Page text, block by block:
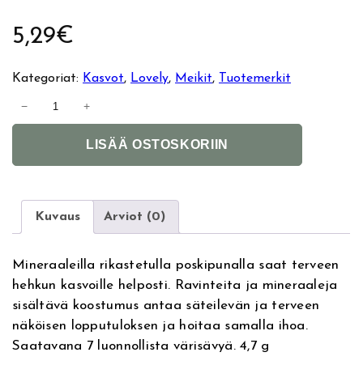
5,29€
Kategoriat: Kasvot, Lovely, Meikit, Tuotemerkit
a
u
r
a
l
B
− +
LISÄÄ OSTOSKORIIN
n
t
i
v
e
Kuvaus Arviot (0)
Mineraaleilla rikastetulla poskipunalla saat terveen
hehkun kasvoille helposti. Ravinteita ja mineraaleja
sisältävä koostumus antaa säteilevän ja terveen
näköisen lopputuloksen ja hoitaa samalla ihoa.
Saatavana 7 luonnollista värisävyä. 4,7 g